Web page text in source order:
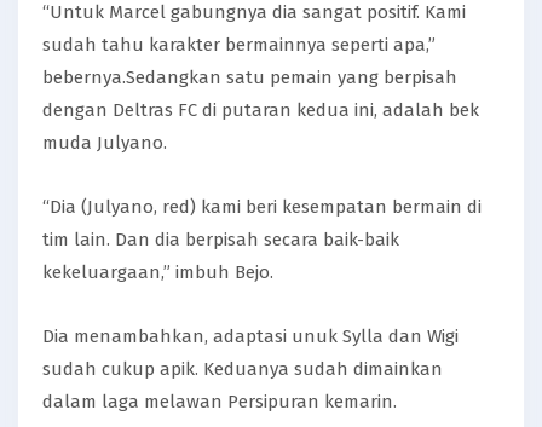
“Untuk Marcel gabungnya dia sangat positif. Kami
sudah tahu karakter bermainnya seperti apa,”
bebernya.Sedangkan satu pemain yang berpisah
dengan Deltras FC di putaran kedua ini, adalah bek
muda Julyano.
“Dia (Julyano, red) kami beri kesempatan bermain di
tim lain. Dan dia berpisah secara baik-baik
kekeluargaan,” imbuh Bejo.
Dia menambahkan, adaptasi unuk Sylla dan Wigi
sudah cukup apik. Keduanya sudah dimainkan
dalam laga melawan Persipuran kemarin.